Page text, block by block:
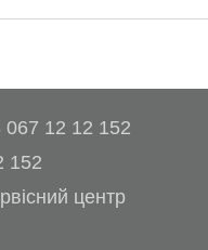
067 12 12 152
152
центр